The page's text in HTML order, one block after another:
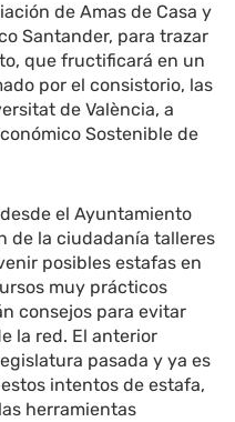
de Amas de Casa y
Santander, para trazar
que fructificará en un
por el consistorio, las
de València, a
Sostenible de
el Ayuntamiento
de la ciudadanía talleres
posibles estafas en
muy prácticos
consejos para evitar
la red. El anterior
pasada y ya es
intentos de estafa,
herramientas